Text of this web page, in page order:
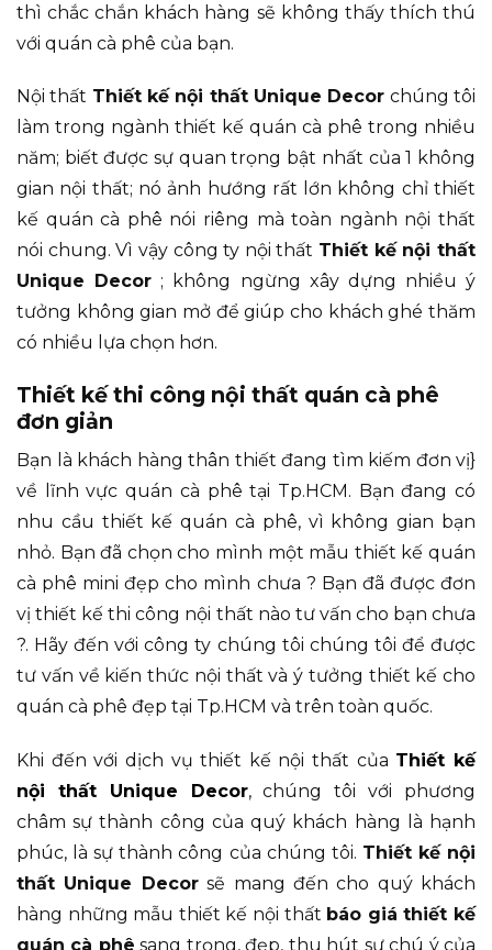
thì chắc chắn khách hàng sẽ không thấy thích thú
với quán cà phê của bạn.
Nội thất Thiết kế nội thất Unique Decor chúng tôi
làm trong ngành thiết kế quán cà phê trong nhiều
năm; biết được sự quan trọng bật nhất của 1 không
gian nội thất; nó ảnh hướng rất lớn không chỉ thiết
kế quán cà phê nói riêng mà toàn ngành nội thất
nói chung. Vì vậy công ty nội thất Thiết kế nội thất
Unique Decor ; không ngừng xây dựng nhiều ý
tưởng không gian mở để giúp cho khách ghé thăm
có nhiều lựa chọn hơn.
Thiết kế thi công nội thất quán cà phê
đơn giản
Bạn là khách hàng thân thiết đang tìm kiếm đơn vị}
về lĩnh vực quán cà phê tại Tp.HCM. Bạn đang có
nhu cầu thiết kế quán cà phê, vì không gian bạn
nhỏ. Bạn đã chọn cho mình một mẫu thiết kế quán
cà phê mini đẹp cho mình chưa ? Bạn đã được đơn
vị thiết kế thi công nội thất nào tư vấn cho bạn chưa
?. Hãy đến với công ty chúng tôi chúng tôi để được
tư vấn về kiến thức nội thất và ý tưởng thiết kế cho
quán cà phê đẹp tại Tp.HCM và trên toàn quốc.
Khi đến với dịch vụ thiết kế nội thất của Thiết kế
nội thất Unique Decor, chúng tôi với phương
châm sự thành công của quý khách hàng là hạnh
phúc, là sự thành công của chúng tôi. Thiết kế nội
thất Unique Decorsẽ mang đến cho quý khách
hàng những mẫu thiết kế nội thất báo giá thiết kế
quán cà phê sang trọng, đẹp, thu hút sự chú ý của